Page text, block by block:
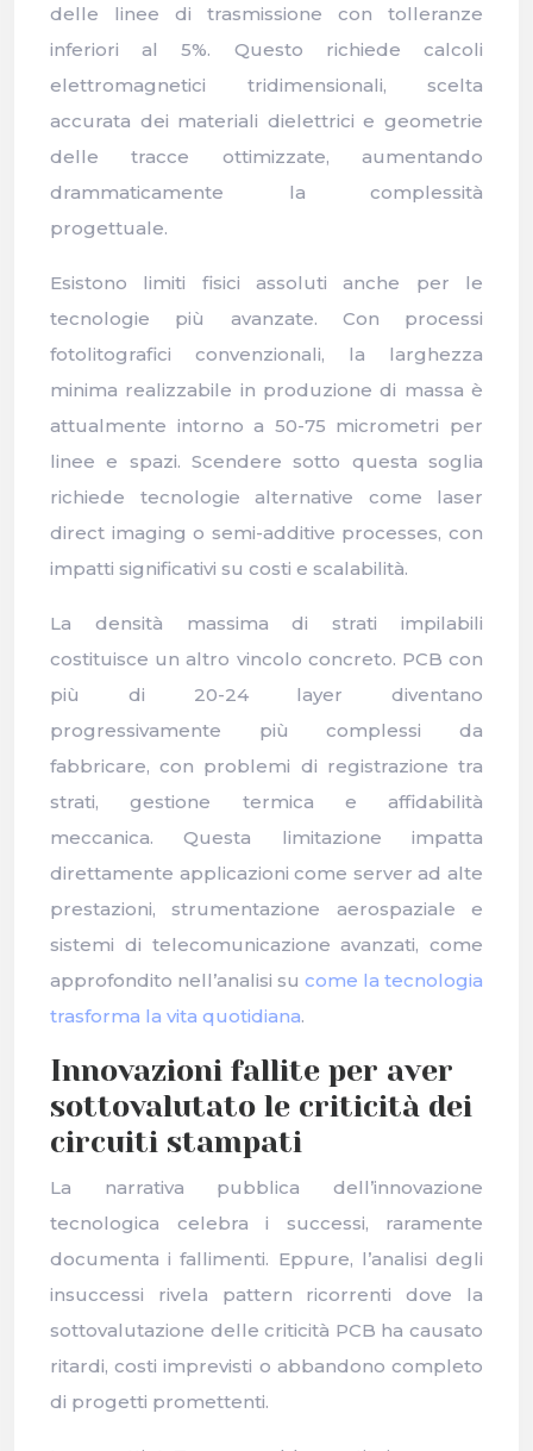
delle linee di trasmissione con tolleranze
inferiori al 5%. Questo richiede calcoli
elettromagnetici tridimensionali, scelta
accurata dei materiali dielettrici e geometrie
delle tracce ottimizzate, aumentando
drammaticamente la complessità
progettuale.
Esistono limiti fisici assoluti anche per le
tecnologie più avanzate. Con processi
fotolitografici convenzionali, la larghezza
minima realizzabile in produzione di massa è
attualmente intorno a 50-75 micrometri per
linee e spazi. Scendere sotto questa soglia
richiede tecnologie alternative come laser
direct imaging o semi-additive processes, con
impatti significativi su costi e scalabilità.
La densità massima di strati impilabili
costituisce un altro vincolo concreto. PCB con
più di 20-24 layer diventano
progressivamente più complessi da
fabbricare, con problemi di registrazione tra
strati, gestione termica e affidabilità
meccanica. Questa limitazione impatta
direttamente applicazioni come server ad alte
prestazioni, strumentazione aerospaziale e
sistemi di telecomunicazione avanzati, come
approfondito nell’analisi su come la tecnologia
trasforma la vita quotidiana.
Innovazioni fallite per aver
sottovalutato le criticità dei
circuiti stampati
La narrativa pubblica dell’innovazione
tecnologica celebra i successi, raramente
documenta i fallimenti. Eppure, l’analisi degli
insuccessi rivela pattern ricorrenti dove la
sottovalutazione delle criticità PCB ha causato
ritardi, costi imprevisti o abbandono completo
di progetti promettenti.